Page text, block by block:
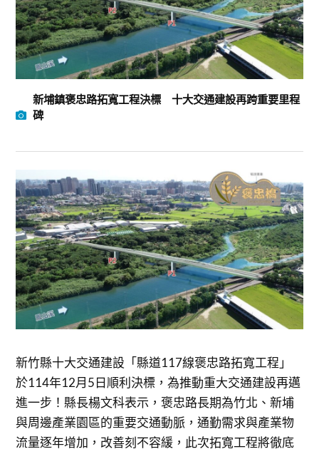
新埔鎮褒忠路拓寬工程決標 十大交通建設再跨重要里程
碑
新竹縣十大交通建設「縣道117線褒忠路拓寬工程」
於114年12月5日順利決標，為推動重大交通建設再邁
進一步！縣長楊文科表示，褒忠路長期為竹北、新埔
與周邊產業園區的重要交通動脈，通勤需求與產業物
流量逐年增加，改善刻不容緩，此次拓寬工程將徹底